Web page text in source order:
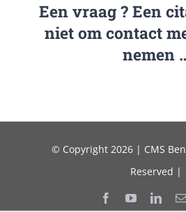
Een vraag ? Een
niet om contact
nemen
© Copyright 2026 | CMS
Reserved |